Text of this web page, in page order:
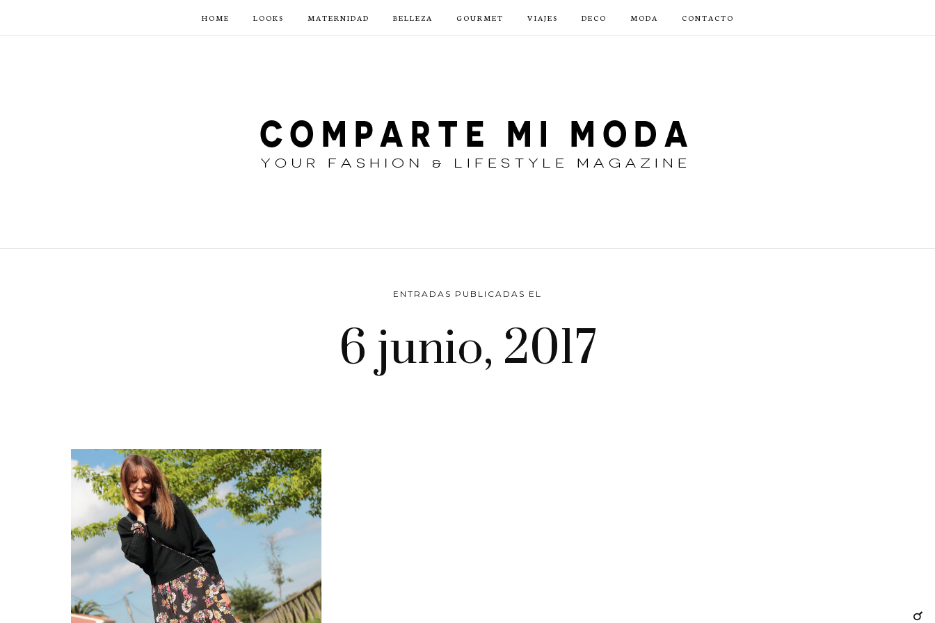
HOME LOOKS MATERNIDAD BELLEZA GOURMET VIAJES DECO MODA CONTACTO
ENTRADAS PUBLICADAS EL
6 junio, 2017